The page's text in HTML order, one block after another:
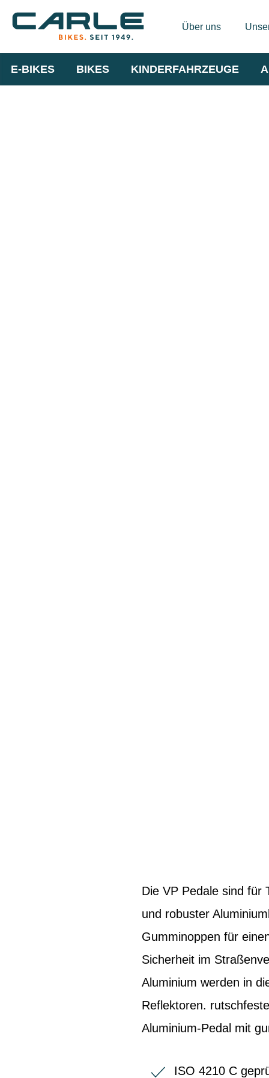
Über uns
E-BIKES BIKES KINDERFAHRZEUGE
Die VP Pedale sind für
und robuster
Gumminoppen für
Sicherheit im
Aluminium werden in
Reflektoren.
Aluminium-Pedal mit
ISO 4210 C